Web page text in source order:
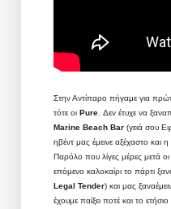
Στην Αντίπαρο πήγαμε για
τότε οι Pure. Δεν έτυχε να
Marine Beach Bar (γειά σου
ηβέντ μας έμεινε αξέχαστο και
Παρόλο που λίγες μέρες μετά
επόμενο καλοκαίρι το πάρτι
Legal Tender) και μας
έχουμε παίξει ποτέ και το